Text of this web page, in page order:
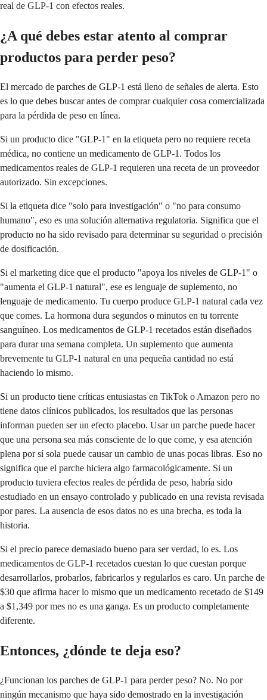
real de GLP-1 con efectos reales.
¿A qué debes estar atento al comprar
productos para perder peso?
El mercado de parches de GLP-1 está lleno de señales de alerta. Esto
es lo que debes buscar antes de comprar cualquier cosa comercializada
para la pérdida de peso en línea.
Si un producto dice "GLP-1" en la etiqueta pero no requiere receta
médica, no contiene un medicamento de GLP-1. Todos los
medicamentos reales de GLP-1 requieren una receta de un proveedor
autorizado. Sin excepciones.
Si la etiqueta dice "solo para investigación" o "no para consumo
humano", eso es una solución alternativa regulatoria. Significa que el
producto no ha sido revisado para determinar su seguridad o precisión
de dosificación.
Si el marketing dice que el producto "apoya los niveles de GLP-1" o
"aumenta el GLP-1 natural", ese es lenguaje de suplemento, no
lenguaje de medicamento. Tu cuerpo produce GLP-1 natural cada vez
que comes. La hormona dura segundos o minutos en tu torrente
sanguíneo. Los medicamentos de GLP-1 recetados están diseñados
para durar una semana completa. Un suplemento que aumenta
brevemente tu GLP-1 natural en una pequeña cantidad no está
haciendo lo mismo.
Si un producto tiene críticas entusiastas en TikTok o Amazon pero no
tiene datos clínicos publicados, los resultados que las personas
informan pueden ser un efecto placebo. Usar un parche puede hacer
que una persona sea más consciente de lo que come, y esa atención
plena por sí sola puede causar un cambio de unas pocas libras. Eso no
significa que el parche hiciera algo farmacológicamente. Si un
producto tuviera efectos reales de pérdida de peso, habría sido
estudiado en un ensayo controlado y publicado en una revista revisada
por pares. La ausencia de esos datos no es una brecha, es toda la
historia.
Si el precio parece demasiado bueno para ser verdad, lo es. Los
medicamentos de GLP-1 recetados cuestan lo que cuestan porque
desarrollarlos, probarlos, fabricarlos y regularlos es caro. Un parche de
$30 que afirma hacer lo mismo que un medicamento recetado de $149
a $1,349 por mes no es una ganga. Es un producto completamente
diferente.
Entonces, ¿dónde te deja eso?
¿Funcionan los parches de GLP-1 para perder peso? No. No por
ningún mecanismo que haya sido demostrado en la investigación